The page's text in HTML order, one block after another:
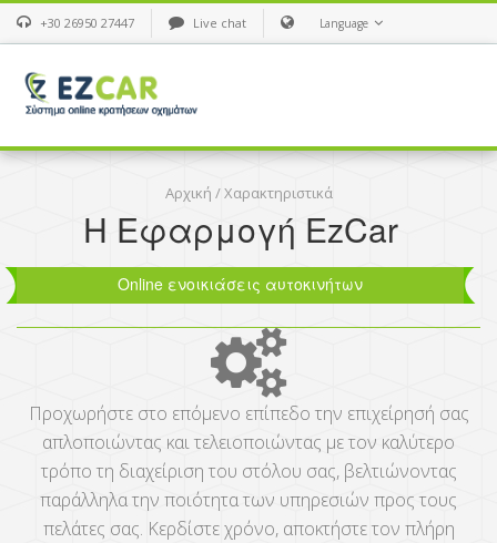
+30 26950 27447 Live chat Language
Αρχική /Χαρακτηριστικά
Η Εφαρμογή EzCar
Οnline ενοικιάσεις αυτοκινήτων
Προχωρήστε στο επόμενο επίπεδο την επιχείρησή σας
απλοποιώντας και τελειοποιώντας με τον καλύτερο
τρόπο τη διαχείριση του στόλου σας, βελτιώνοντας
παράλληλα την ποιότητα των υπηρεσιών προς τους
πελάτες σας. Κερδίστε χρόνο, αποκτήστε τον πλήρη